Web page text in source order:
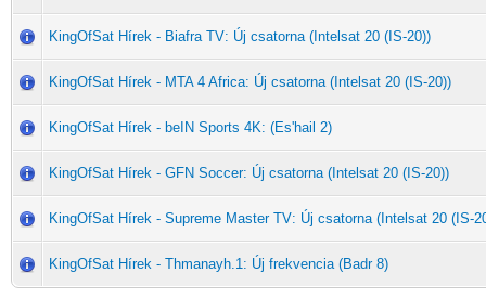
KingOfSat Hírek - Biafra TV: Új csatorna (Intelsat 20 (IS-20))
KingOfSat Hírek - MTA 4 Africa: Új csatorna (Intelsat 20 (IS-20))
KingOfSat Hírek - beIN Sports 4K: (Es'hail 2)
KingOfSat Hírek - GFN Soccer: Új csatorna (Intelsat 20 (IS-20))
KingOfSat Hírek - Supreme Master TV: Új csatorna (Intelsat 20 (IS-
KingOfSat Hírek - Thmanayh.1: Új frekvencia (Badr 8)